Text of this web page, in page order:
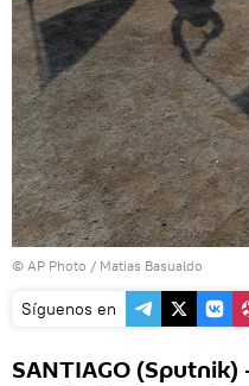
© AP Photo / Matias Basualdo
Síguenos en
SANTIAGO (Sputnik)